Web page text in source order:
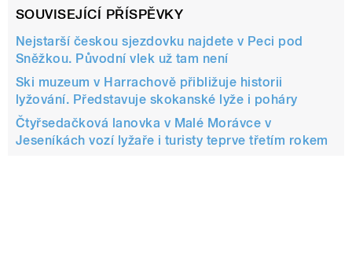
SOUVISEJÍCÍ PŘÍSPĚVKY
Nejstarší českou sjezdovku najdete v Peci pod
Sněžkou. Původní vlek už tam není
Ski muzeum v Harrachově přibližuje historii
lyžování. Představuje skokanské lyže i poháry
Čtyřsedačková lanovka v Malé Morávce v
Jeseníkách vozí lyžaře i turisty teprve třetím rokem